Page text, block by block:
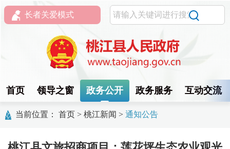
长者关爱模式
首页 领导之窗 政务公开 政务服务 互动交流
当前位置： 首页 > 桃江新闻 > 通知公告